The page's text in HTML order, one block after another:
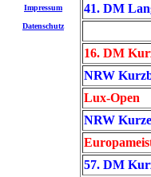
Impressum
Datenschutz
41. DM
16. DM
NRW
Lux-Open
NRW
57. DM